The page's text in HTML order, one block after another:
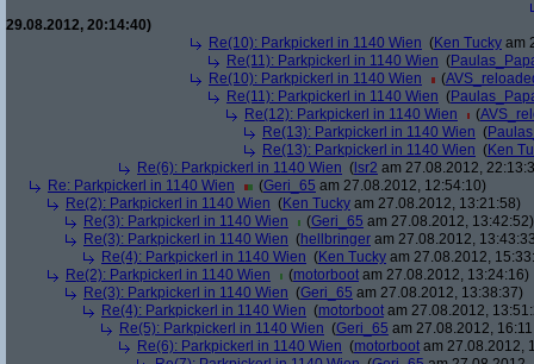
29.08.2012, 20:14:40)
Re(10): Parkpickerl in 1140 Wien (Ken Tucky am
Re(11): Parkpickerl in 1140 Wien (
Re(10): Parkpickerl in 1140 Wien
(
Re(11): Parkpickerl in 1140 Wien (
Re(12): Parkpickerl in 1140 Wien
(
Re(13): Parkpickerl in 1140 Wien (
Re(13): Parkpickerl in 1140 Wien (Ken
Re(6): Parkpickerl in 1140 Wien ( lsr2 am 27.08.2012,
Re: Parkpickerl in 1140 Wien
(Geri_65 am 27.08.2012, 12:54:10)
Re(2): Parkpickerl in 1140 Wien (Ken Tucky am 27.08.2012, 13:21:58)
Re(3): Parkpickerl in 1140 Wien
(Geri_65 am 27.08.2012, 13:42:52)
Re(3): Parkpickerl in 1140 Wien (hellbringer am 27.08.2012,
Re(4): Parkpickerl in 1140 Wien (Ken Tucky am 27.08.2012,
Re(2): Parkpickerl in 1140 Wien
(motorboot am 27.08.2012, 13:24:16)
Re(3): Parkpickerl in 1140 Wien (Geri_65 am 27.08.2012, 13:38:37)
Re(4): Parkpickerl in 1140 Wien (motorboot am 27.08.2012,
Re(5): Parkpickerl in 1140 Wien (Geri_65 am 27.08.2012,
Re(6): Parkpickerl in 1140 Wien (motorboot am 27.08.2012,